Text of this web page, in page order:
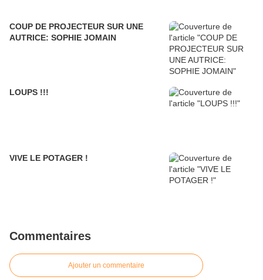
COUP DE PROJECTEUR SUR UNE
AUTRICE: SOPHIE JOMAIN
LOUPS !!!
VIVE LE POTAGER !
Commentaires
Ajouter un commentaire